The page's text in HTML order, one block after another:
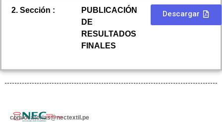
2. Sección :
PUBLICACIÓN
DE
RESULTADOS
FINALES
Descargar
convocatorias@nectextil.pe